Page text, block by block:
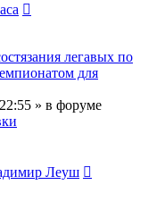
легавых по
для
» в форуме
Леуш